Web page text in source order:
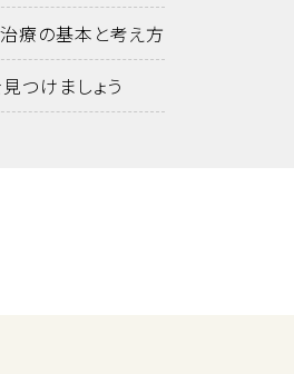
療の基本と考え方
つけましょう